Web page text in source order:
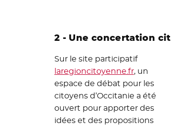
2 - Une concertation
Sur le site participatif
laregioncitoyenne.fr-
, un
espace de débat pour les
citoyens d’Occitanie a été
ouvert pour apporter des
idées et des propositions